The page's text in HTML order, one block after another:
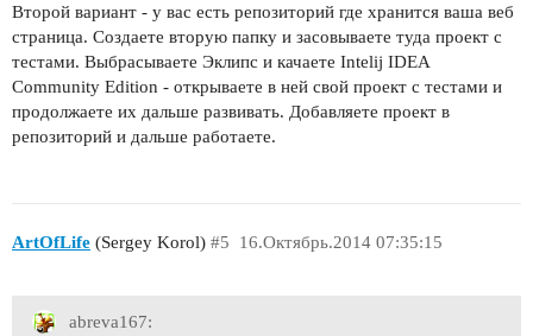
Второй вариант - у вас есть репозиторий где хранится ваша веб
страница. Создаете вторую папку и засовываете туда проект с
тестами. Выбрасываете Эклипс и качаете Intelij IDEA
Community Edition - открываете в ней свой проект с тестами и
продолжаете их дальше развивать. Добавляете проект в
репозиторий и дальше работаете.
ArtOfLife (Sergey Korol) 16.Октябрь.2014 07:35:15
#5
abreva167: